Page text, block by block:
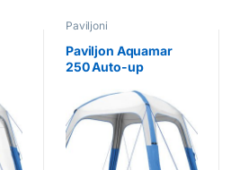
Paviljoni
Paviljon Aquamar
250 Auto-up